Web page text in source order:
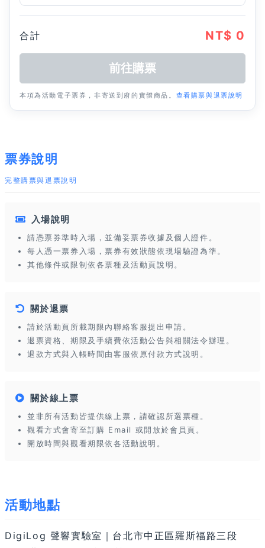
合計 NT$ 0
本項為活動電子票券，非寄送到府的實體商品。 查看購票與退票說明
票券說明
完整購票與退票說明
入場說明
請憑票券準時入場，並備妥票券收據及個人證件。
每人憑一票券入場，票券有效狀態依現場驗證為準。
其他條件或限制依各票種及活動頁說明。
關於退票
請於活動頁所載期限內聯絡客服提出申請。
退票資格、期限及手續費依活動公告與相關法令辦理。
退款方式與入帳時間由客服依原付款方式說明。
關於線上票
並非所有活動皆提供線上票，請確認所選票種。
觀看方式會寄至訂購 Email 或開放於會員頁。
開放時間與觀看期限依各活動說明。
活動地點
DigiLog 聲響實驗室｜台北市中正區羅斯福路三段